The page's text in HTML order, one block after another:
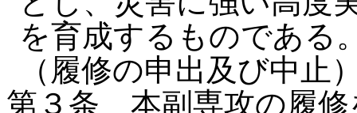
を育成するものである
（履修の申出及び中止
第３条 本副専攻の履修